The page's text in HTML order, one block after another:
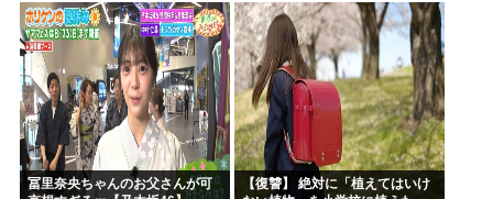
ｗｗｗｗｗｗ ｗｗｗ
冨里奈央ちゃんのお父さんが可
【復讐】 絶対に「植えてはいけ